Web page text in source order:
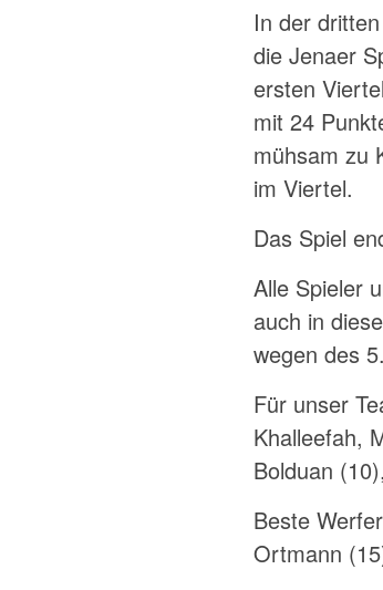
In der
die Jenaer
ersten
mit 24
mühsam zu
im Viertel.
Das Spiel
Alle Spieler
auch in
wegen des
Für unser
Khalleefah,
Bolduan
Beste
Ortmann